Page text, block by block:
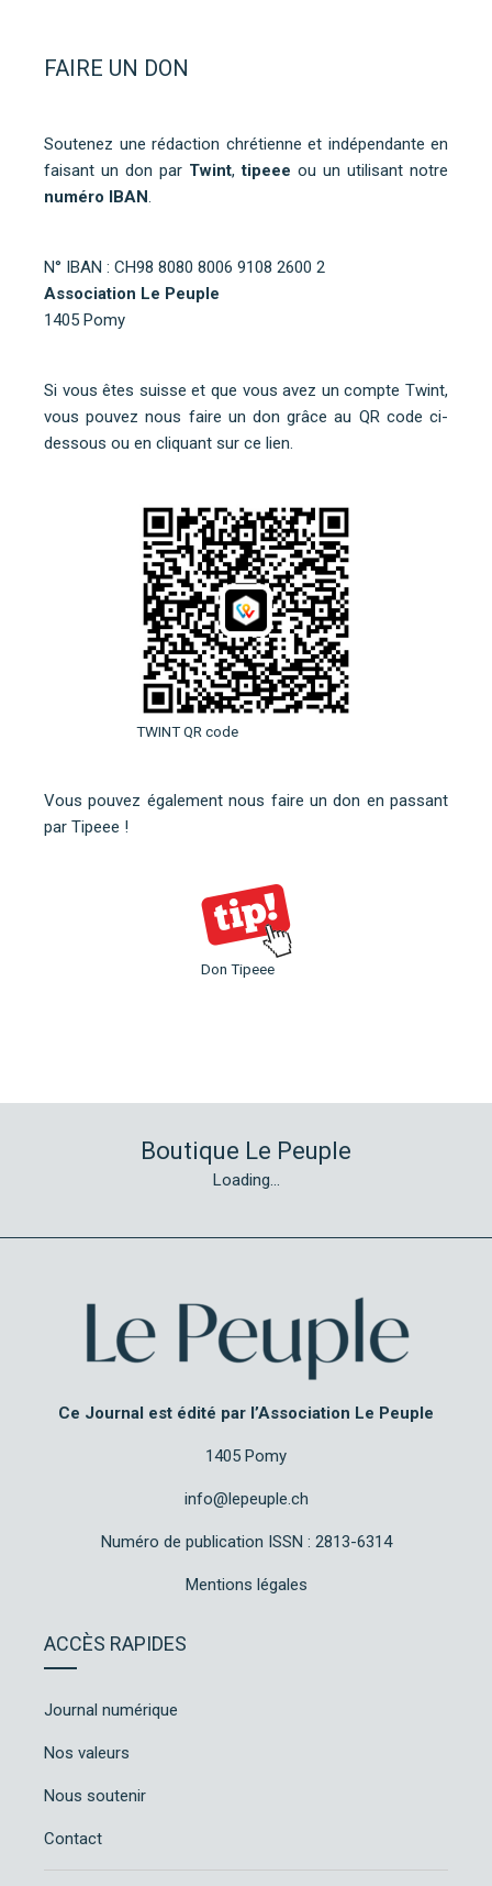
FAIRE UN DON
Soutenez une rédaction chrétienne et indépendante en
faisant un don par Twint,tipeee ou un utilisant notre
numéro IBAN.
N° IBAN : CH98 8080 8006 9108 2600 2
Association Le Peuple
1405 Pomy
Si vous êtes suisse et que vous avez un compte Twint,
vous pouvez nous faire un don grâce au QR code ci-
dessous ou en cliquant sur ce lien.
TWINT QR code
Vous pouvez également nous faire un don en passant
par Tipeee !
Don Tipeee
Boutique Le Peuple
Loading...
Ce Journal est édité par l’Association Le Peuple
1405 Pomy
info@lepeuple.ch
Numéro de publication ISSN : 2813-6314
Mentions légales
ACCÈS RAPIDES
Journal numérique
Nos valeurs
Nous soutenir
Contact